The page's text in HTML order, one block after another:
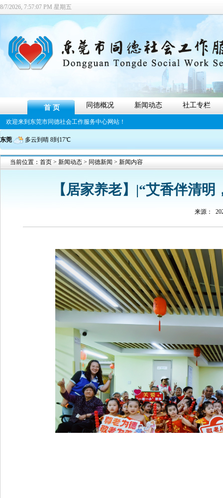
8/7/2026, 7:57:08 PM 星期五
首 页 同德概况 新闻动态 社工专栏
欢迎来到东莞市同德社会工作服务中心网站！
东莞 多云到晴 8到17℃
当前位置： 首页 > 新闻动态 > 同德新闻 > 新闻内容
【居家养老】|“艾香伴清
来源：